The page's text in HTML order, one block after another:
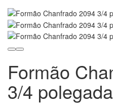
Formão
3/4